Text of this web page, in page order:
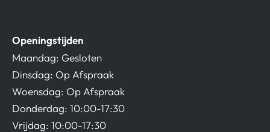
Openingstijden
Maandag: Gesloten
Dinsdag: Op Afspraak
Woensdag: Op Afspraak
Donderdag: 10:00-17:30
Vrijdag: 10:00-17:30